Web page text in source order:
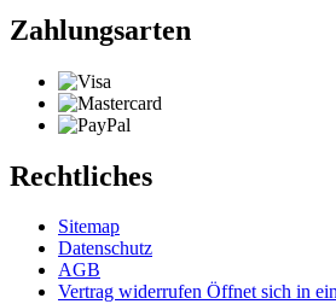
Zahlungsarten
Rechtliches
Sitemap
Datenschutz
AGB
Vertrag widerrufen Öffnet sich in